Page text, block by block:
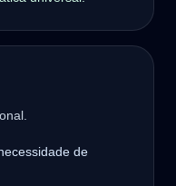
de